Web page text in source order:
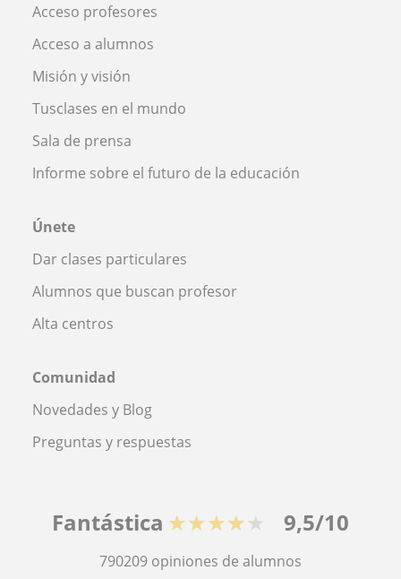
Acceso profesores
Acceso a alumnos
Misión y visión
Tusclases en el mundo
Sala de prensa
Informe sobre el futuro de la educación
Únete
Dar clases particulares
Alumnos que buscan profesor
Alta centros
Comunidad
Novedades y Blog
Preguntas y respuestas
Fantástica ★★★★★ 9,5/10
790209 opiniones de alumnos